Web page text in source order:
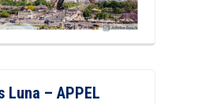
Luna – APPEL